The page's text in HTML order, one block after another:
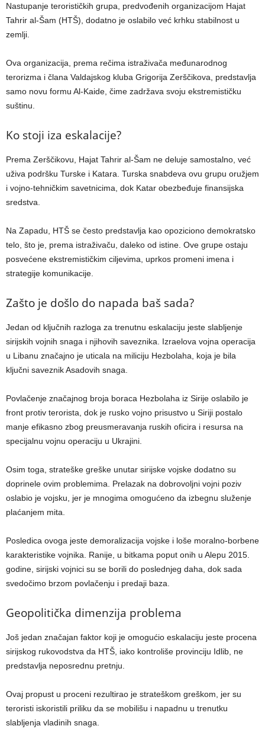
Nastupanje terorističkih grupa, predvođenih organizacijom Hajat
Tahrir al-Šam (HTŠ), dodatno je oslabilo već krhku stabilnost u
zemlji.
Ova organizacija, prema rečima istraživača međunarodnog
terorizma i člana Valdajskog kluba Grigorija Zerščikova, predstavlja
samo novu formu Al-Kaide, čime zadržava svoju ekstremističku
suštinu.
Ko stoji iza eskalacije?
Prema Zerščikovu, Hajat Tahrir al-Šam ne deluje samostalno, već
uživa podršku Turske i Katara. Turska snabdeva ovu grupu oružjem
i vojno-tehničkim savetnicima, dok Katar obezbeđuje finansijska
sredstva.
Na Zapadu, HTŠ se često predstavlja kao opoziciono demokratsko
telo, što je, prema istraživaču, daleko od istine. Ove grupe ostaju
posvećene ekstremističkim ciljevima, uprkos promeni imena i
strategije komunikacije.
Zašto je došlo do napada baš sada?
Jedan od ključnih razloga za trenutnu eskalaciju jeste slabljenje
sirijskih vojnih snaga i njihovih saveznika. Izraelova vojna operacija
u Libanu značajno je uticala na miliciju Hezbolaha, koja je bila
ključni saveznik Asadovih snaga.
Povlačenje značajnog broja boraca Hezbolaha iz Sirije oslabilo je
front protiv terorista, dok je rusko vojno prisustvo u Siriji postalo
manje efikasno zbog preusmeravanja ruskih oficira i resursa na
specijalnu vojnu operaciju u Ukrajini.
Osim toga, strateške greške unutar sirijske vojske dodatno su
doprinele ovim problemima. Prelazak na dobrovoljni vojni poziv
oslabio je vojsku, jer je mnogima omogućeno da izbegnu služenje
plaćanjem mita.
Posledica ovoga jeste demoralizacija vojske i loše moralno-borbene
karakteristike vojnika. Ranije, u bitkama poput onih u Alepu 2015.
godine, sirijski vojnici su se borili do poslednjeg daha, dok sada
svedočimo brzom povlačenju i predaji baza.
Geopolitička dimenzija problema
Još jedan značajan faktor koji je omogućio eskalaciju jeste procena
sirijskog rukovodstva da HTŠ, iako kontroliše provinciju Idlib, ne
predstavlja neposrednu pretnju.
Ovaj propust u proceni rezultirao je strateškom greškom, jer su
teroristi iskoristili priliku da se mobilišu i napadnu u trenutku
slabljenja vladinih snaga.